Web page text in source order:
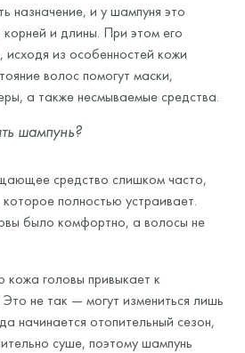
назначение, и у шампуня это
и длины. При этом его
из особенностей кожи
волос помогут маски,
а также несмываемые средства.
шампунь?
средство слишком часто,
полностью устраивает.
было комфортно, а волосы не
кожа головы привыкает к
не так — могут измениться лишь
начинается отопительный сезон,
суше, поэтому шампунь